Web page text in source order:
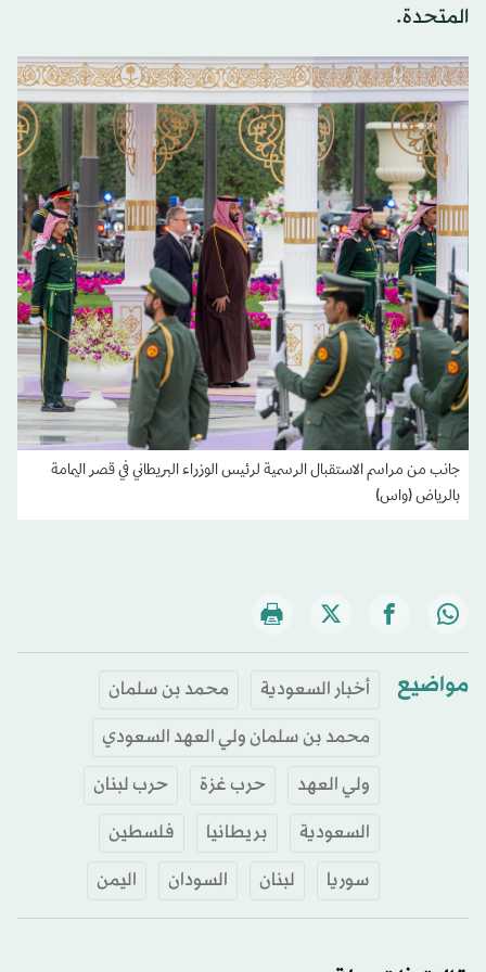
المتحدة.
جانب من مراسم الاستقبال الرسمية لرئيس الوزراء البريطاني في قصر اليمامة
بالرياض (واس)
مواضيع أخبار السعودية
محمد بن سلمان
محمد بن سلمان ولي العهد السعودي
ولي العهد
حرب غزة
حرب لبنان
السعودية
بريطانيا
فلسطين
سوريا
لبنان السودان اليمن